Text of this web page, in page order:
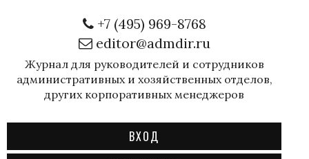
+7 (495) 969-8768
editor@admdir.ru
Журнал для руководителей и сотрудников
административных и хозяйственных отделов,
других корпоративных менеджеров
ВХОД